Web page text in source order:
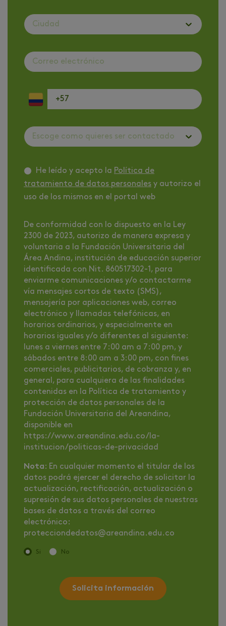
Ciudad
Escoge como quieres ser contactado
He leído y acepto la Política de
tratamiento de datos personales y autorizo el
uso de los mismos en el portal web
De conformidad con lo dispuesto en la Ley
2300 de 2023, autorizo de manera expresa y
voluntaria a la Fundación Universitaria del
Área Andina, institución de educación superior
identificada con Nit. 860517302-1, para
enviarme comunicaciones y/o contactarme
vía mensajes cortos de texto (SMS),
mensajería por aplicaciones web, correo
electrónico y llamadas telefónicas, en
horarios ordinarios, y especialmente en
horarios iguales y/o diferentes al siguiente:
lunes a viernes entre 7:00 am a 7:00 pm, y
sábados entre 8:00 am a 3:00 pm, con fines
comerciales, publicitarios, de cobranza y, en
general, para cualquiera de las finalidades
contenidas en la Política de tratamiento y
protección de datos personales de la
Fundación Universitaria del Areandina,
disponible en
https://www.areandina.edu.co/la-
institucion/politicas-de-privacidad
Nota: En cualquier momento el titular de los
datos podrá ejercer el derecho de solicitar la
actualización, rectificación, actualización o
supresión de sus datos personales de nuestras
bases de datos a través del correo
electrónico:
protecciondedatos@areandina.edu.co
Si No
Solicita información